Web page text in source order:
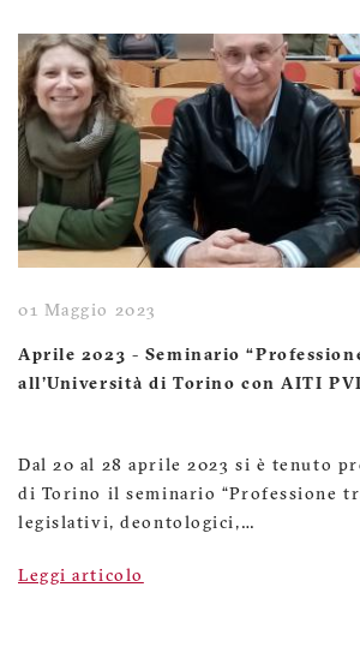
01 Maggio 2023
Aprile 2023 - Seminario
all'Università di Torino con AITI
Dal 20 al 28 aprile 2023 si è tenuto
di Torino il seminario “Professione
legislativi, deontologici,…
Leggi articolo